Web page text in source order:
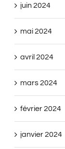
juin 2024
mai 2024
avril 2024
mars 2024
février 2024
janvier 2024